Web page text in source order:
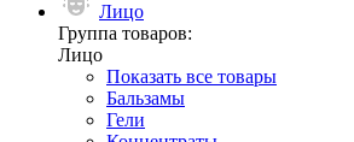
Лицо
Группа товаров:
Лицо
Показать все товары
Бальзамы
Гели